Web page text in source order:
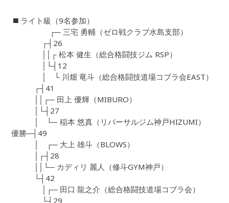
ライト級（9名参加）
┌─ 三宅 勇輔（ゼロ戦クラブ水島支部）
┌┤26
││┌ 松本 健生（総合格闘技ジム RSP）
│└┤12
│ └ 川畑 竜斗（総合格闘技道場コブラ会EAST）
┌┤41
││┌─ 田上 優輝（MIBURO）
│└┤27
│ └─ 稲本 悠真（リバーサルジム神戸HIZUMI）
優勝─┤49
│ ┌─ 大上 雄斗（BLOWS）
│┌┤28
││└─ カディリ 麗人（修斗GYM神戸）
└┤42
│┌─ 田口 龍之介（総合格闘技道場コブラ会）
└┤29